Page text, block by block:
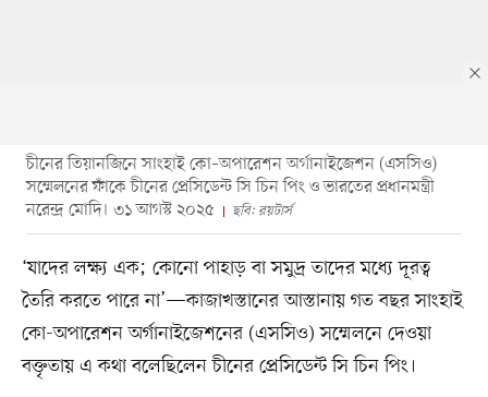
চীনের তিয়ানজিনে সাংহাই কো–অপারেশন অর্গানাইজেশন (এসসিও)
সম্মেলনের ফাঁকে চীনের প্রেসিডেন্ট সি চিন পিং ও ভারতের প্রধানমন্ত্রী
নরেন্দ্র মোদি। ৩১ আগস্ট ২০২৫
ছবি: রয়টার্স
‘যাদের লক্ষ্য এক; কোনো পাহাড় বা সমুদ্র তাদের মধ্যে দূরত্ব
তৈরি করতে পারে না’—কাজাখস্তানের আস্তানায় গত বছর সাংহাই
কো-অপারেশন অর্গানাইজেশনের (এসসিও) সম্মেলনে দেওয়া
বক্তৃতায় এ কথা বলেছিলেন চীনের প্রেসিডেন্ট সি চিন পিং।